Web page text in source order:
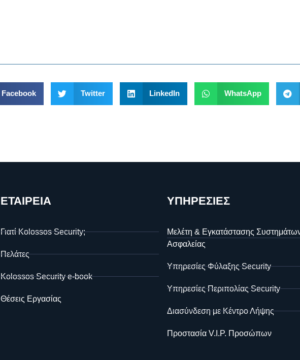
Facebook Twitter LinkedIn WhatsApp
ΕΤΑΙΡΕΙΑ
Γιατί Kolossos Security;
Πελάτες
Kolossos Security e-book
Θέσεις Εργασίας
ΥΠΗΡΕΣΙΕΣ
Μελέτη & Εγκατάστασης
Ασφαλείας
Υπηρεσίες Φύλαξης Security
Υπηρεσίες Περιπολίας Security
Διασύνδεση με Κέντρο Λήψης
Προστασία V.I.P. Προσώπων